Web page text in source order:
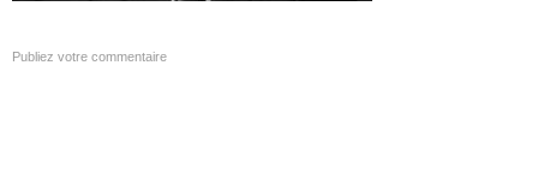
Publiez votre commentaire